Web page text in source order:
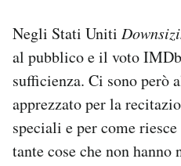
Negli Stati Uniti
al pubblico e il voto
sufficienza. Ci sono però
apprezzato per la
speciali e per come
tante cose che non